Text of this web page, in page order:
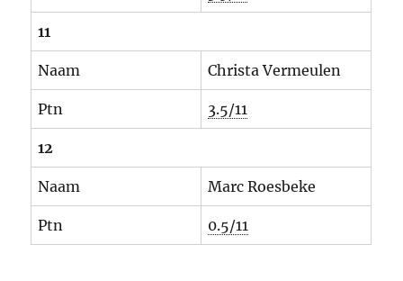
11
Naam Christa Vermeulen
Ptn 3.5/11
12
Naam Marc Roesbeke
Ptn 0.5/11